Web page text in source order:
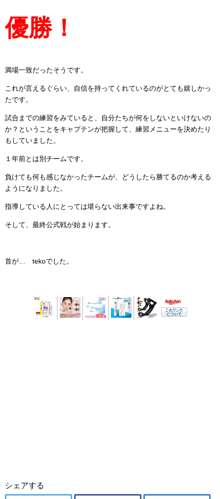
優勝！
満場一致だったそうです。
これが言えるぐらい、自信を持ってくれているのがとても嬉しかっ
たです。
試合までの練習をみていると、自分たちが何をしないといけないの
か？ということをキャプテンが把握して、練習メニューを決めたり
もしていました。
１年前とは別チームです。
負けても何も感じなかったチームが、どうしたら勝てるのか考える
ようになりました。
指導している人にとっては堪らない出来事ですよね。
そして、最終公式戦が始まります。
首が… tekoでした。
シェアする